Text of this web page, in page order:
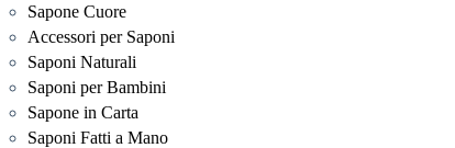
Sapone Cuore
Accessori per Saponi
Saponi Naturali
Saponi per Bambini
Sapone in Carta
Saponi Fatti a Mano